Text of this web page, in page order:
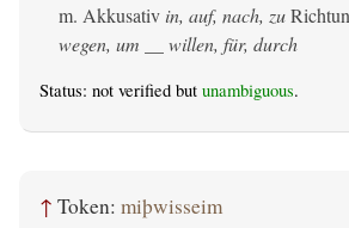
m. Akkusativ in, auf, nach, zu
wegen, um __ willen, für, durch
Status: not verified but unambiguous.
↑ Token: miþwisseim